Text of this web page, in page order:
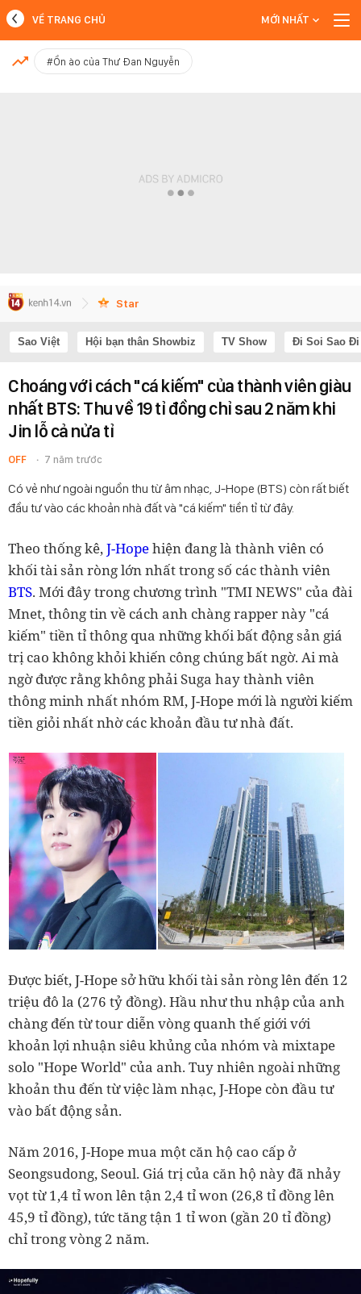
MỚI NHẤT
VỀ TRANG CHỦ MỚI NHẤT
#Ồn ào của Thư Đan Nguyễn
Star
Sao Việt Hội bạn thân Showbiz TV Show Đi Soi Sao Đi
Choáng với cách "cá kiếm" của thành viên giàu
nhất BTS: Thu về 19 tỉ đồng chỉ sau 2 năm khi
Jin lỗ cả nửa tỉ
OFF 7 năm trước
Có vẻ như ngoài nguồn thu từ âm nhạc, J-Hope (BTS) còn rất biết
đầu tư vào các khoản nhà đất và "cá kiếm" tiền tỉ từ đây.
Theo thống kê,J-Hopehiện đang là thành viên có
khối tài sản ròng lớn nhất trong số các thành viên
BTS. Mới đây trong chương trình "TMI NEWS" của đài
Mnet, thông tin về cách anh chàng rapper này "cá
kiếm" tiền tỉ thông qua những khối bất động sản giá
trị cao không khỏi khiến công chúng bất ngờ. Ai mà
ngờ được rằng không phải Suga hay thành viên
thông minh nhất nhóm RM, J-Hope mới là người kiếm
tiền giỏi nhất nhờ các khoản đầu tư nhà đất.
Được biết, J-Hope sở hữu khối tài sản ròng lên đến 12
triệu đô la (276 tỷ đồng). Hầu như thu nhập của anh
chàng đến từ tour diễn vòng quanh thế giới với
khoản lợi nhuận siêu khủng của nhóm và mixtape
solo "Hope World" của anh. Tuy nhiên ngoài những
khoản thu đến từ việc làm nhạc, J-Hope còn đầu tư
vào bất động sản.
Năm 2016, J-Hope mua một căn hộ cao cấp ở
Seongsudong, Seoul. Giá trị của căn hộ này đã nhảy
vọt từ 1,4 tỉ won lên tận 2,4 tỉ won (26,8 tỉ đồng lên
45,9 tỉ đồng), tức tăng tận 1 tỉ won (gần 20 tỉ đồng)
chỉ trong vòng 2 năm.